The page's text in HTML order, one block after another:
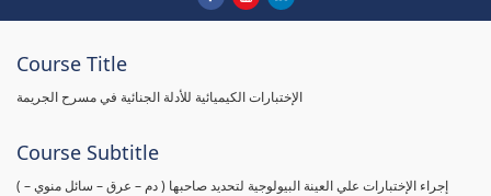
Course Title
الإختبارات الكيميائية للأدلة الجنائية في مسرح الجريمة
Course Subtitle
( إجراء الإختبارات علي العينة البيولوجية لتحديد صاحبها ( دم – عرق – سائل منوي –